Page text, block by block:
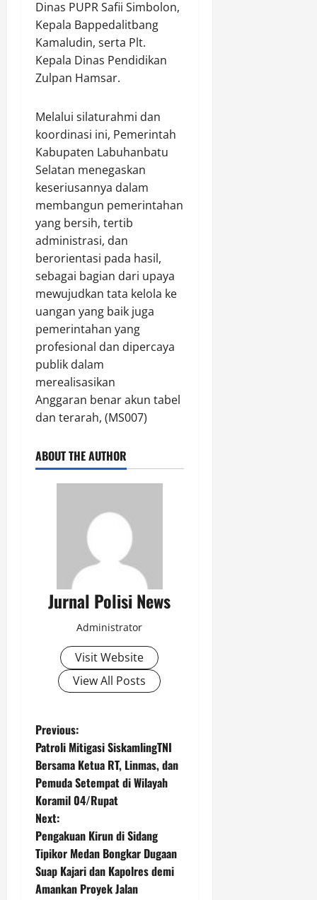
Dinas PUPR Safii Simbolon,
Kepala Bappedalitbang
Kamaludin, serta Plt.
Kepala Dinas Pendidikan
Zulpan Hamsar.
Melalui silaturahmi dan
koordinasi ini, Pemerintah
Kabupaten Labuhanbatu
Selatan menegaskan
keseriusannya dalam
membangun pemerintahan
yang bersih, tertib
administrasi, dan
berorientasi pada hasil,
sebagai bagian dari upaya
mewujudkan tata kelola ke
uangan yang baik juga
pemerintahan yang
profesional dan dipercaya
publik dalam
merealisasikan
Anggaran benar akun tabel
dan terarah, (MS007)
ABOUT THE AUTHOR
Jurnal Polisi News
Administrator
Visit Website
View All Posts
P
o
s
t
n
a
Previous:
Patroli Mitigasi SiskamlingTNI
Bersama Ketua RT, Linmas, dan
Pemuda Setempat di Wilayah
Koramil 04/Rupat
Next:
Pengakuan Kirun di Sidang
Tipikor Medan Bongkar Dugaan
Suap Kajari dan Kapolres demi
Amankan Proyek Jalan